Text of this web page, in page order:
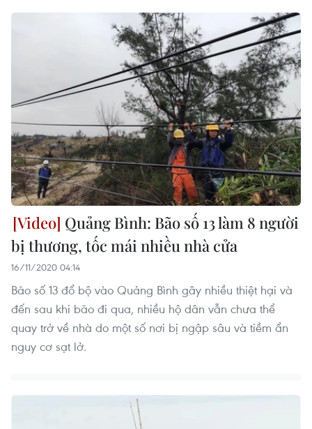
Quảng Bình: Bão số 13 làm 8 người
bị thương, tốc mái nhiều nhà cửa
16/11/2020 04:14
Bão số 13 đổ bộ vào Quảng Bình gây nhiều thiệt hại và
đến sau khi bão đi qua, nhiều hộ dân vẫn chưa thể
quay trở về nhà do một số nơi bị ngập sâu và tiềm ẩn
nguy cơ sạt lở.